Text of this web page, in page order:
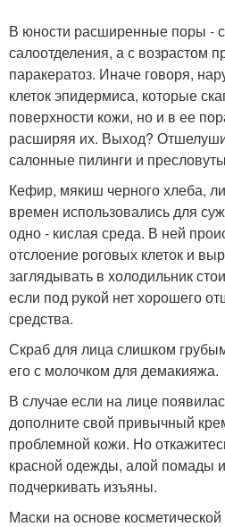
В юности расширенные поры -
салоотделения, а с возрастом
паракератоз. Иначе говоря,
клеток эпидермиса, которые
поверхности кожи, но и в ее
расширяя их. Выход?
салонные пилинги и
Кефир, мякиш черного хлеба,
времен использовались для
одно - кислая среда. В ней
отслоение роговых клеток и
заглядывать в холодильник
если под рукой нет хорошего
средства.
Скраб для лица слишком
его с молочком для демакияжа.
В случае если на лице
дополните свой привычный
проблемной кожи. Но
красной одежды, алой помады
подчеркивать изъяны.
Маски на основе